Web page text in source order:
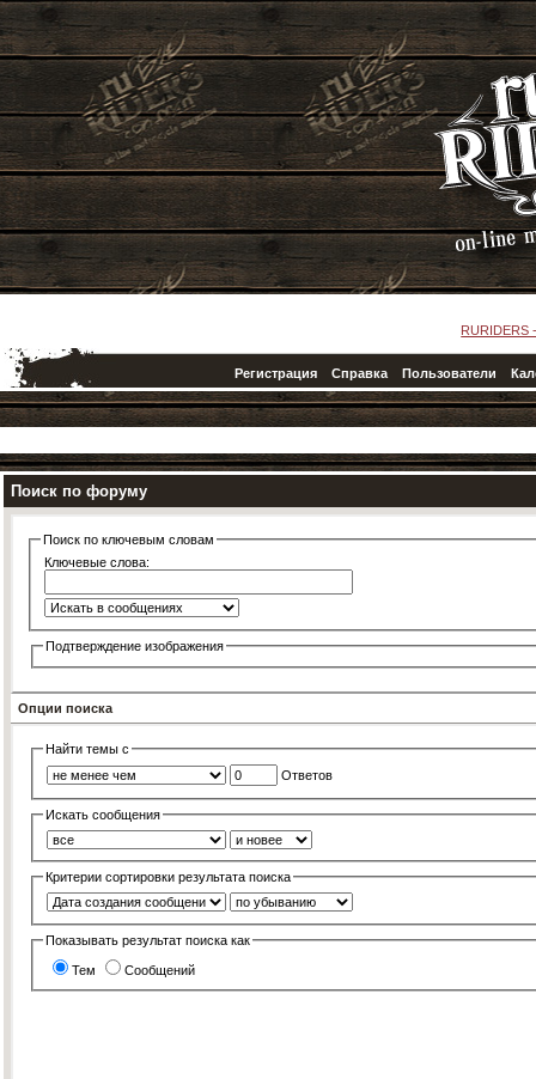
RURIDERS
Регистрация Справка Пользователи
Поиск по форуму
Поиск по ключевым словам
Ключевые слова:
Подтверждение изображения
Опции поиска
Найти темы с
Ответов
Искать сообщения
Критерии сортировки результата поиска
Показывать результат поиска как
Тем Сообщений